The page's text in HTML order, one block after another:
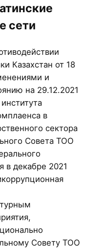
сети
Казахстан от 18
и
на 29.12.2021
в
сектора
Совета ТОО
в декабре 2021
Совету ТОО